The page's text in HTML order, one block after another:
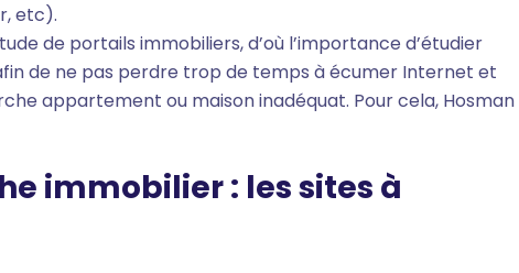
etc).
de portails immobiliers, d’où l’importance d’étudier
de ne pas perdre trop de temps à écumer Internet et
appartement ou maison inadéquat. Pour cela, Hosman
immobilier : les sites à